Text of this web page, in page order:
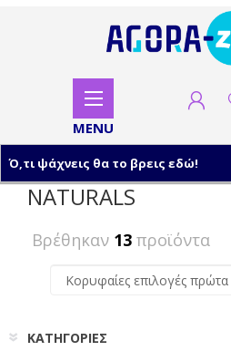
ΣΥΝΔΕΣΗ
NATURALS
Βρέθηκαν 13 προϊόντα
ΚΑΤΗΓΟΡΙΕΣ